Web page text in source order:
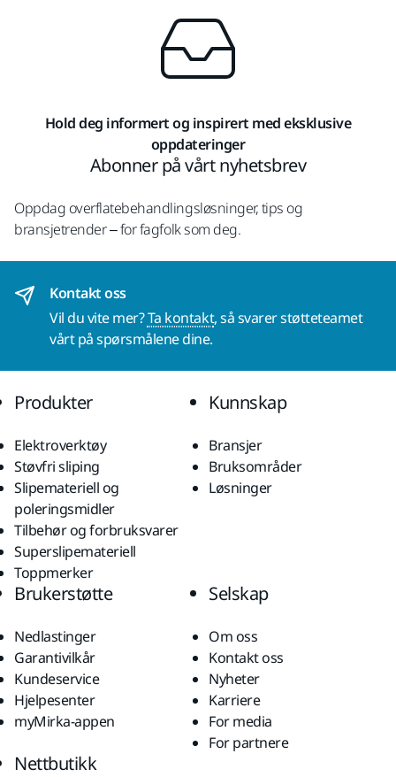
Hold deg informert og inspirert med eksklusive
oppdateringer
Abonner på vårt nyhetsbrev
Oppdag overflatebehandlingsløsninger, tips og
bransjetrender – for fagfolk som deg.
Kontakt oss
Vil du vite mer?Ta kontakt, så svarer støtteteamet
vårt på spørsmålene dine.
Produkter
Elektroverktøy
Støvfri sliping
Slipemateriell og
poleringsmidler
Tilbehør og forbruksvarer
Superslipemateriell
Toppmerker
Kunnskap
Bransjer
Bruksområder
Løsninger
Brukerstøtte
Nedlastinger
Garantivilkår
Kundeservice
Hjelpesenter
myMirka-appen
Selskap
Om oss
Kontakt oss
Nyheter
Karriere
For media
For partnere
Nettbutikk